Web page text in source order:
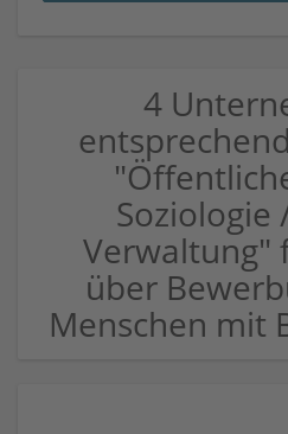
4
Soziologie
Verwaltung"
über
Menschen mit